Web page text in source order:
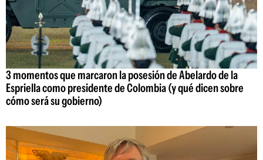
3 momentos que marcaron la posesión de Abelardo de la
Espriella como presidente de Colombia (y qué dicen sobre
cómo será su gobierno)